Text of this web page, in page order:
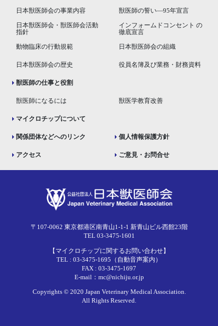
日本獣医師会の事業内容 獣医師の誓い―95年宣言
日本獣医師会・獣医師会活動
指針
インフォームドコンセント の
徹底宣言
動物臨床の行動規範 日本獣医師会の組織
日本獣医師会の歴史 役員名簿及び業務・財務資料
獣医師の仕事と役割
獣医師になるには 獣医学教育改善
マイクロチップについて
関係団体などへのリンク 個人情報保護方針
アクセス ご意見・お問合せ
〒107-0062 東京都港区南青山1-1-1 新青山ビル西館23階
TEL 03-3475-1601
【マイクロチップに関するお問い合わせ】
TEL : 03-3475-1695（自動音声案内）
FAX : 03-3475-1697
E-mail：mc@nichiju.or.jp
Copyrights © 2020 Japan Veterinary Medical Association.
All Rights Reserved.